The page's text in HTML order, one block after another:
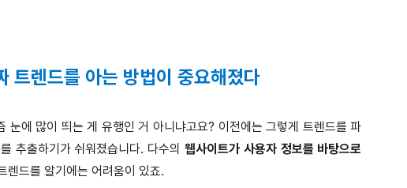
트렌드를 아는 방법이 중요해졌다
눈에 많이 띄는 게 유행인 거 아니냐고요? 이전에는 그렇게 트렌드를 파
추출하기가 쉬워졌습니다. 다수의 웹사이트가 사용자 정보를 바탕으로
렌드를 알기에는 어려움이 있죠.